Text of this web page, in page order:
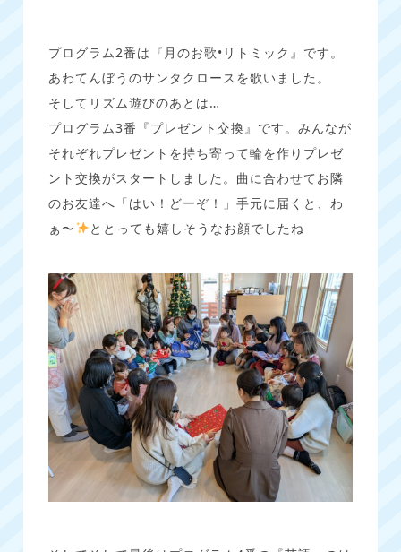
プログラム2番は『月のお歌•リトミック』です。
あわてんぼうのサンタクロースを歌いました。
そしてリズム遊びのあとは…
プログラム3番『プレゼント交換』です。みんなが
それぞれプレゼントを持ち寄って輪を作りプレゼ
ント交換がスタートしました。曲に合わせてお隣
のお友達へ「はい！どーぞ！」手元に届くと、わ
ぁ〜
ととっても嬉しそうなお顔でしたね